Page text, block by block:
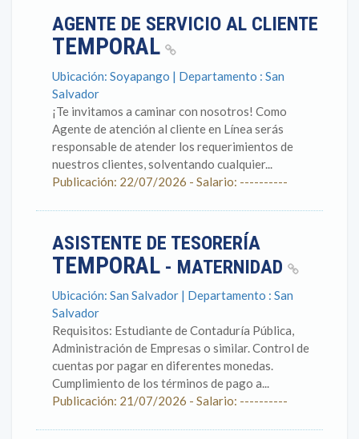
AGENTE DE SERVICIO AL CLIENTE
TEMPORAL
Ubicación: Soyapango | Departamento : San
Salvador
¡Te invitamos a caminar con nosotros! Como
Agente de atención al cliente en Línea serás
responsable de atender los requerimientos de
nuestros clientes, solventando cualquier...
Publicación: 22/07/2026 - Salario: ----------
ASISTENTE DE TESORERÍA
TEMPORAL - MATERNIDAD
Ubicación: San Salvador | Departamento : San
Salvador
Requisitos: Estudiante de Contaduría Pública,
Administración de Empresas o similar. Control de
cuentas por pagar en diferentes monedas.
Cumplimiento de los términos de pago a...
Publicación: 21/07/2026 - Salario: ----------